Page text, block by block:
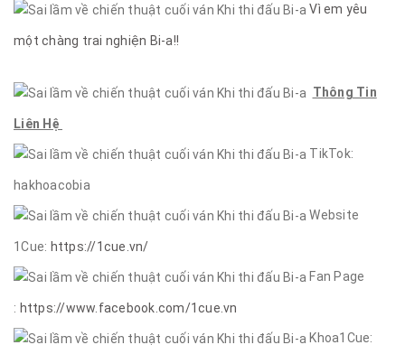
Vì em yêu
một chàng trai nghiện Bi-a!!
Thông Tin
Liên Hệ
TikTok:
hakhoacobia
Website
1Cue: https://1cue.vn/
Fan Page
: https://www.facebook.com/1cue.vn
Khoa1Cue: